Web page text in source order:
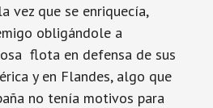
vez que se enriquecía,
obligándole a
flota en defensa de sus
y en Flandes, algo que
no tenía motivos para